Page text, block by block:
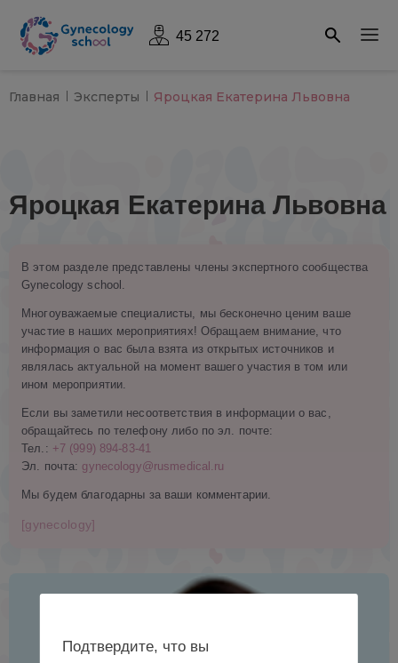
45 272
Главная Эксперты Яроцкая Екатерина Львовна
Яроцкая Екатерина Львовна
В этом разделе представлены члены экспертного сообщества
Gynecology school.
Многоуважаемые специалисты, мы бесконечно ценим ваше
участие в наших мероприятиях! Обращаем внимание, что
информация о вас была взята из открытых источников и
являлась актуальной на момент вашего участия в том или
ином мероприятии.
Если вы заметили несоответствия в информации о вас,
обращайтесь по телефону либо по эл. почте:
Тел.: +7 (999) 894-83-41
Эл. почта: gynecology@rusmedical.ru
Мы будем благодарны за ваши комментарии.
[gynecology]
Подтвердите, что вы